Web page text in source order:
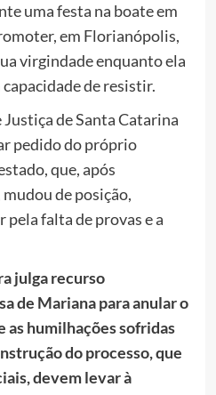
uma festa na boate em
em Florianópolis,
virgindade enquanto ela
de resistir.
de Santa Catarina
pedido do próprio
que, após
de posição,
pela falta de provas e a
julga recurso
de Mariana para anular o
as humilhações sofridas
do processo, que
devem levar à